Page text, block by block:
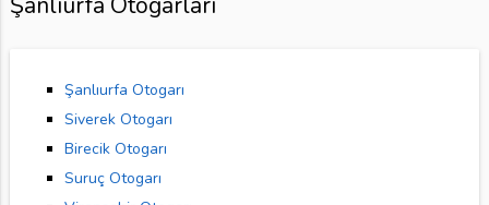
Şanlıurfa Otogarı
Siverek Otogarı
Birecik Otogarı
Suruç Otogarı